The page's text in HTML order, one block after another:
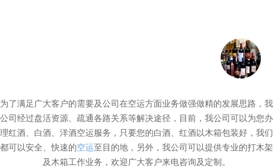
为了满足广大客户的需要及公司在空运方面业务做强做精的发展思路，我
公司经过盘活资源、疏通各路关系等解决途径，目前，我公司可以为您办
理红酒、白酒、洋酒空运服务，只要您的白酒、红酒以木箱包装好，我们
都可以安全、快速的空运至目的地，另外，我公司可以提供专业的打木架
及木箱工作业务，欢迎广大客户来电咨询及定制。